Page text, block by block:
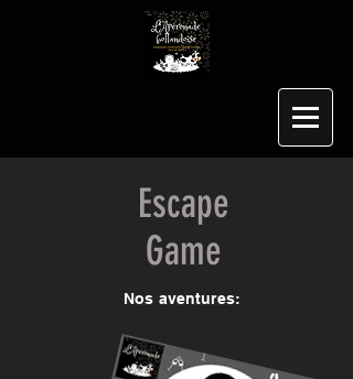
Escape
Game
Nos aventures: